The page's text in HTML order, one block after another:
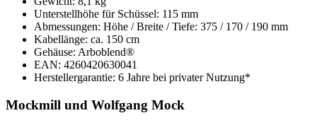
Unterstellhöhe für Schüssel: 115 mm
Abmessungen: Höhe / Breite / Tiefe: 375 / 170 / 190 mm
Kabellänge: ca. 150 cm
Gehäuse: Arboblend®
EAN: 4260420630041
Herstellergarantie: 6 Jahre bei privater Nutzung*
Mockmill und Wolfgang Mock